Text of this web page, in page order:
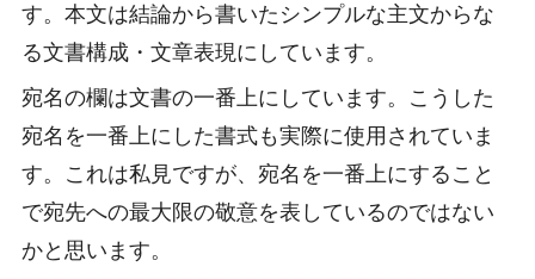
す。本文は結論から書いたシンプルな主文からな
る文書構成・文章表現にしています。
宛名の欄は文書の一番上にしています。こうした
宛名を一番上にした書式も実際に使用されていま
す。これは私見ですが、宛名を一番上にすること
で宛先への最大限の敬意を表しているのではない
かと思います。